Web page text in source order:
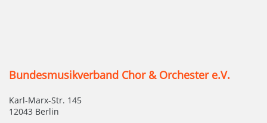
Bundesmusikverband Chor & Orchester e.V.
Karl-Marx-Str. 145
12043 Berlin